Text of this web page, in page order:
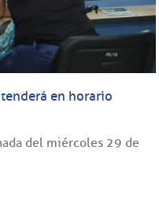
en horario
del miércoles 29 de